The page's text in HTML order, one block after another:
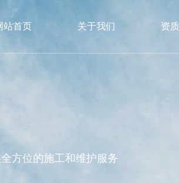
站首页 关于我们 资
方位的施工和维护服务